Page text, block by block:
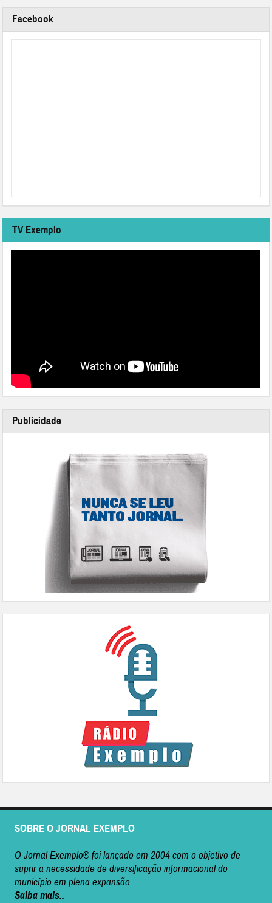
Facebook
TV Exemplo
Publicidade
SOBRE O JORNAL EXEMPLO
O Jornal Exemplo® foi lançado em 2004 com o objetivo de
suprir a necessidade de diversificação informacional do
município em plena expansão...
Saiba mais..